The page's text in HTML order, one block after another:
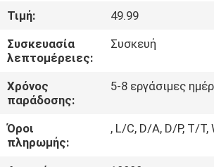
ΌΛΕΣ
ΠΕΡΙΠΤΏΣΕΙΣ
SITEMAP
Τιμή:
49.99
Συσκευασία
λεπτομέρειες:
Συσκευή
Χρόνος
παράδοσης:
5-8 εργάσιμες
Όροι
πληρωμής:
, L/C, D/A, D/P, T/